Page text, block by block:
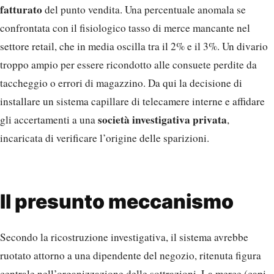
fatturatodel punto vendita. Una percentuale anomala se
confrontata con il fisiologico tasso di merce mancante nel
settore retail, che in media oscilla tra il 2% e il 3%. Un divario
troppo ampio per essere ricondotto alle consuete perdite da
taccheggio o errori di magazzino. Da qui la decisione di
installare un sistema capillare di telecamere interne e affidare
gli accertamenti a unasocietà investigativa privata,
incaricata di verificare l’origine delle sparizioni.
Il presunto meccanismo
Secondo la ricostruzione investigativa, il sistema avrebbe
ruotato attorno a una dipendente del negozio, ritenuta figura